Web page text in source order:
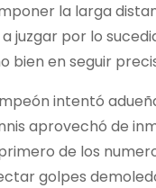
la larga
juzgar por lo
en seguir
intentó
aprovechó de
de los
golpes